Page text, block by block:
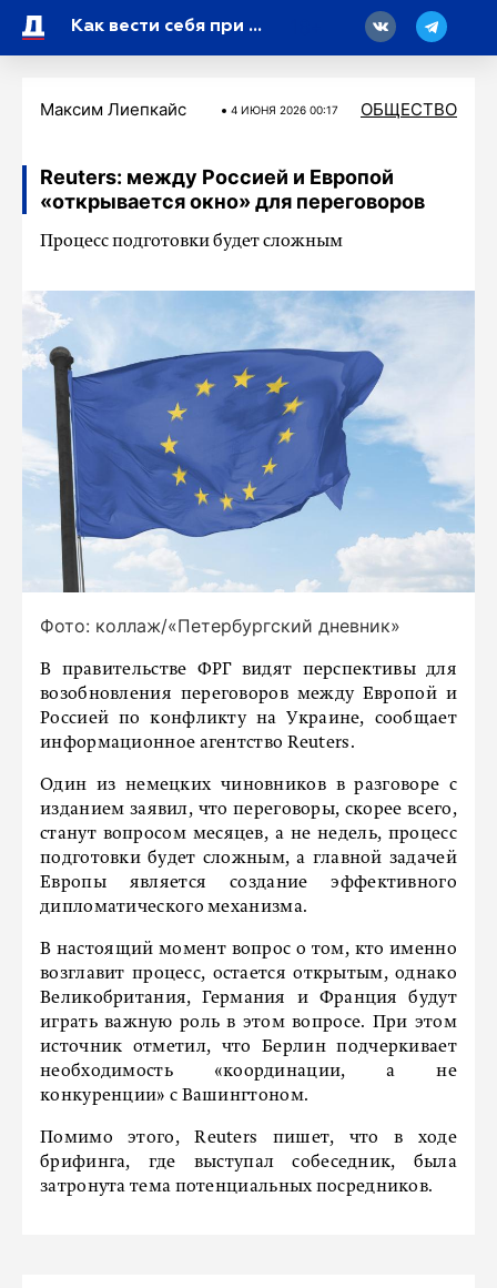
Как вести себя при встрече с детенышем дикого животного
Максим Лиепкайс 4 ИЮНЯ 2026 00:17 ОБЩЕСТВО
Reuters: между Россией и Европой
«открывается окно» для переговоров
Процесс подготовки будет сложным
Фото: коллаж/«Петербургский дневник»
В правительстве ФРГ видят перспективы для
возобновления переговоров между Европой и
Россией по конфликту на Украине, сообщает
информационное агентство Reuters.
Один из немецких чиновников в разговоре с
изданием заявил, что переговоры, скорее всего,
станут вопросом месяцев, а не недель, процесс
подготовки будет сложным, а главной задачей
Европы является создание эффективного
дипломатического механизма.
В настоящий момент вопрос о том, кто именно
возглавит процесс, остается открытым, однако
Великобритания, Германия и Франция будут
играть важную роль в этом вопросе. При этом
источник отметил, что Берлин подчеркивает
необходимость «координации, а не
конкуренции» с Вашингтоном.
Помимо этого, Reuters пишет, что в ходе
брифинга, где выступал собеседник, была
затронута тема потенциальных посредников.